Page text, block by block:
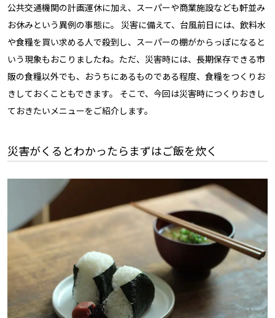
公共交通機関の計画運休に加え、スーパーや商業施設なども軒並み
お休みという異例の事態に。 災害に備えて、台風前日には、飲料水
や食糧を買い求める人で殺到し、スーパーの棚がからっぽになると
いう現象もおこりましたね。ただ、災害時には、長期保存できる市
販の食糧以外でも、おうちにあるものである程度、食糧をつくりお
きしておくこともできます。 そこで、今回は災害時につくりおきし
ておきたいメニューをご紹介します。
災害がくるとわかったらまずはご飯を炊く